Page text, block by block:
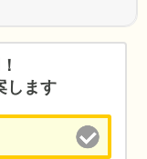
します